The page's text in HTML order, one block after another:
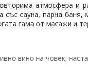
атмосфера и
сауна, парна баня,
гама от масажи и
вино на човек,